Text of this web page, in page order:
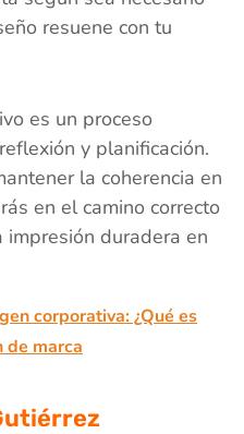
resuene con tu
es un proceso
y planificación.
la coherencia en
en el camino correcto
duradera en
corporativa: ¿Qué es
de marca